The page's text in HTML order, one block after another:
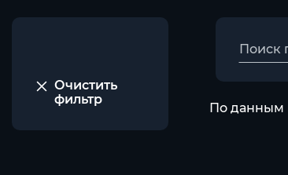
Очистить
фильтр
По данным